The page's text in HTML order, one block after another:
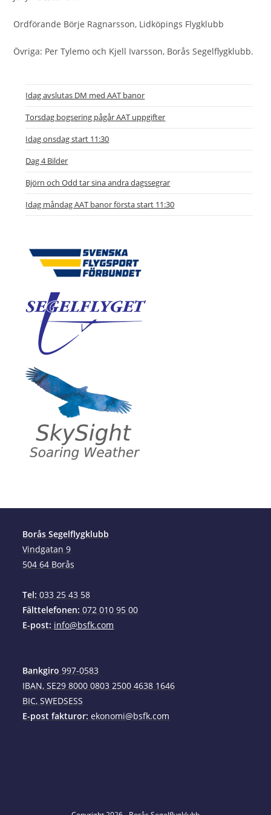
Ordförande Börje Ragnarsson, Lidköpings Flygklubb
Övriga: Per Tylemo och Kjell Ivarsson, Borås Segelflygklubb.
Idag avslutas DM med AAT banor
Torsdag bogsering pågår AAT uppgifter
Idag onsdag start 11:30
Dag 4 Bilder
Björn och Odd tar sina andra dagssegrar
Idag måndag AAT banor första start 11:30
Borås Segelflygklubb
Vindgatan 9
504 64 Borås
Tel: 033 25 43 58
Fälttelefonen: 072 010 95 00
E-post: info@bsfk.com
Bankgiro 997-0583
IBAN, SE29 8000 0803 2500 4638 1646
BIC, SWEDSESS
E-post fakturor: ekonomi@bsfk.com